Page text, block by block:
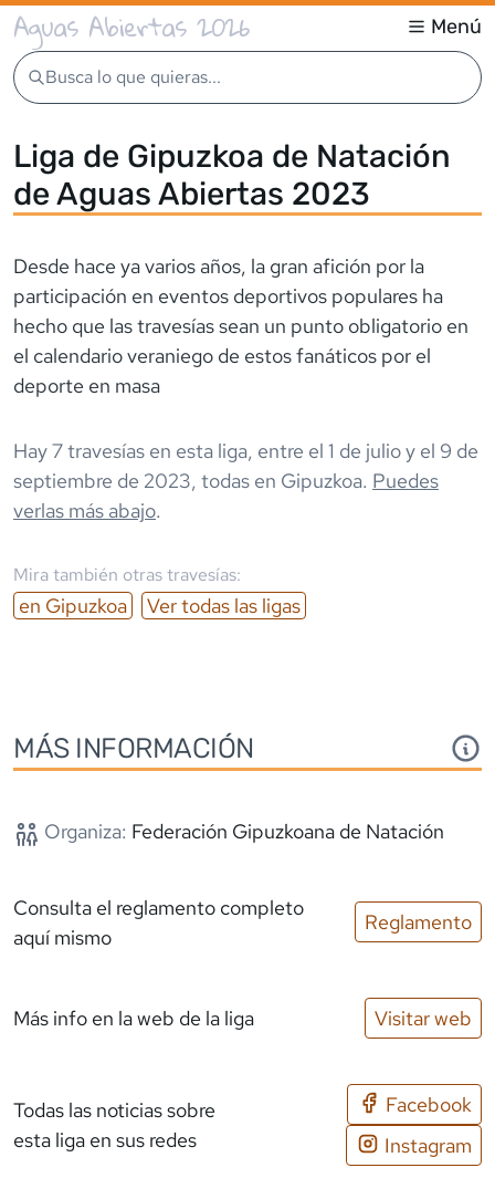
Aguas Abiertas 2026 Menú
Busca lo que quieras...
Liga de Gipuzkoa de Natación
de Aguas Abiertas 2023
Desde hace ya varios años, la gran afición por la
participación en eventos deportivos populares ha
hecho que las travesías sean un punto obligatorio en
el calendario veraniego de estos fanáticos por el
deporte en masa
Hay7travesías en esta liga, entre el 1 de julioy el 9 de
septiembre de 2023, todas en Gipuzkoa. Puedes
verlas más abajo.
Mira también otras travesías:
en Gipuzkoa Ver todas las ligas
MÁS INFORMACIÓN
Organiza: Federación Gipuzkoana de Natación
Consulta el reglamento completo
aquí mismo
Reglamento
Más info en la web de la liga Visitar web
Todas las noticias sobre
esta liga en sus redes
Facebook
Instagram